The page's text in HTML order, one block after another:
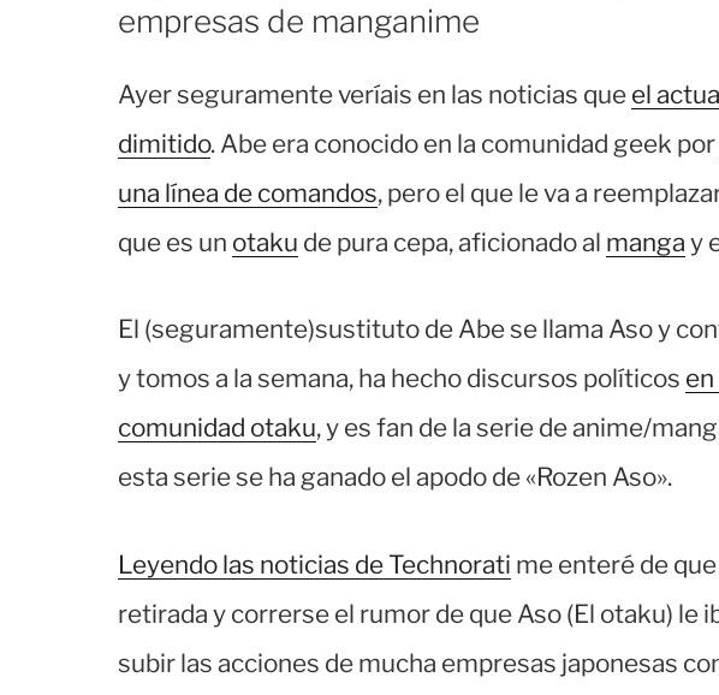
empresas de manganime
Ayer seguramente veríais en las noticias que el
dimitido. Abe era conocido en la comunidad geek por
una línea de comandos, pero el que le va a
que es un otaku de pura cepa, aficionado al manga y
El (seguramente)sustituto de Abe se llama Aso y
y tomos a la semana, ha hecho discursos políticos
comunidad otaku, y es fan de la serie de anime/
esta serie se ha ganado el apodo de «Rozen Aso».
Leyendo las noticias de Technorati me enteré de
retirada y correrse el rumor de que Aso (El otaku) le
subir las acciones de mucha empresas japonesas